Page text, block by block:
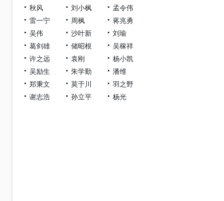
秋风
刘小枫
孟令伟
雷一宁
周枫
蒋兆勇
吴伟
沙叶新
刘瑜
葛剑雄
储昭根
吴稼祥
许之远
袁刚
杨小凯
吴励生
朱学勤
潘维
郑秉文
莫于川
羽之野
谢志浩
孙立平 杨光